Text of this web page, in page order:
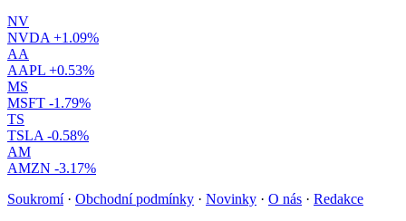
NV
NVDA +1.09%
AA
AAPL +0.53%
MS
MSFT -1.79%
TS
TSLA -0.58%
AM
AMZN -3.17%
Soukromí · Obchodní podmínky · Novinky · O nás · Redakce